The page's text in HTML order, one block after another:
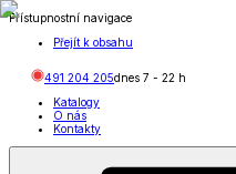
Přístupnostní navigace
Přejít k obsahu
491 204 205dnes 7 - 22 h
Katalogy
O nás
Kontakty